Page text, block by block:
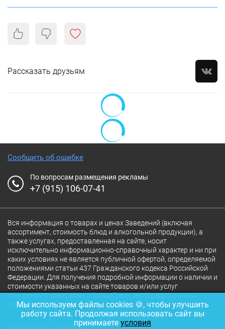
Рассказать друзьям
Сообщить об ошибке
По вопросам размещения рекламы
+7 (915) 106-07-41
Вся информация о товарах и ценах Заведений (включая
ассортимент, стоимость блюд и алкогольной продукции), а
также услугах, предоставленная на сайте, носит
исключительно информационно-справочный характер и ни при
каких условиях не является публичной офертой, определяемой
положениями статьи 437 Гражданского кодекса Российской
Федерации. Для получения подробной информации о наличии и
стоимости указанных на сайте товаров и/или услуг
конкретного Заведения обращайтесь непосредственно в
Заведение.
Полная версия сайта
Мы используем файлы cookies 🍪, чтобы улучшить
работу сайта. Продолжая использовать сайт вы
принимаете условия